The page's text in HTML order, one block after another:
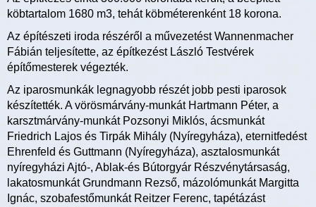
köbtartalom 1680 m3, tehát köbméterenként 18 korona.
Az építészeti iroda részéről a művezetést Wannenmacher
Fábián teljesítette, az építkezést László Testvérek
építőmesterek végezték.
Az iparosmunkák legnagyobb részét jobb pesti iparosok
készítették. A vörösmárvány-munkát Hartmann Péter, a
karsztmárvány-munkát Pozsonyi Miklós, ácsmunkát
Friedrich Lajos és Tirpák Mihály (Nyíregyháza), eternitfedést
Ehrenfeld és Guttmann (Nyíregyháza), asztalosmunkát
nyíregyházi Ajtó-, Ablak-és Bútorgyár Részvénytársaság,
lakatosmunkát Grundmann Rezső, mázolómunkát Margitta
Ignác, szobafestőmunkát Reitzer Ferenc, tapétázást